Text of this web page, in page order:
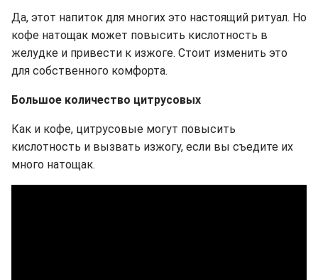
Да, этот напиток для многих это настоящий ритуал. Но
кофе натощак может повысить кислотность в
желудке и привести к изжоге. Стоит изменить это
для собственного комфорта.
Большое количество цитрусовых
Как и кофе, цитрусовые могут повысить
кислотность и вызвать изжогу, если вы съедите их
много натощак.